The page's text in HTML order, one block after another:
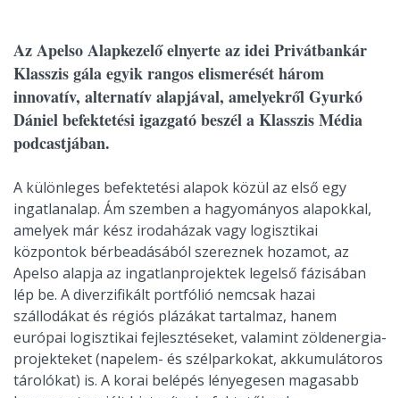
Az Apelso Alapkezelő elnyerte az idei Privátbankár
Klasszis gála egyik rangos elismerését három
innovatív, alternatív alapjával, amelyekről Gyurkó
Dániel befektetési igazgató beszél a Klasszis Média
podcastjában.
A különleges befektetési alapok közül az első egy
ingatlanalap. Ám szemben a hagyományos alapokkal,
amelyek már kész irodaházak vagy logisztikai
központok bérbeadásából szereznek hozamot, az
Apelso alapja az ingatlanprojektek legelső fázisában
lép be. A diverzifikált portfólió nemcsak hazai
szállodákat és régiós plázákat tartalmaz, hanem
európai logisztikai fejlesztéseket, valamint zöldenergia-
projekteket (napelem- és szélparkokat, akkumulátoros
tárolókat) is. A korai belépés lényegesen magasabb